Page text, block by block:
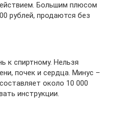
Большим плюсом
рублей, продаются без
к спиртному. Нельзя
почек и сердца. Минус –
около 10 000
инструкции.